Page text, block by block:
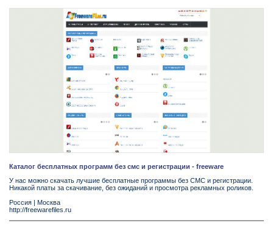
Каталог бесплатных программ без смс и регистрации - freeware
У нас можно скачать лучшие бесплатные программы без СМС и регистрации.
Никакой платы за скачивание, без ожиданий и просмотра рекламных роликов.
Россия
Москва
http://freewarefiles.ru